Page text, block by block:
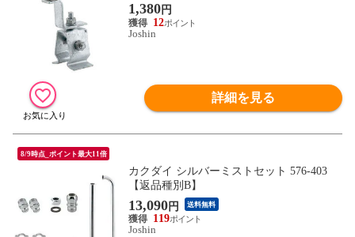
1,380円
12
Joshin
詳細を見る
8/9時点_ポイント最大11倍
カクダイ シルバーミストセット 576-403
【返品種別B】
13,090円 送料無料
119
Joshin